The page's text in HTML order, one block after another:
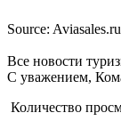
Source: Aviasales.ru
Все новости
С уважением,
Количество